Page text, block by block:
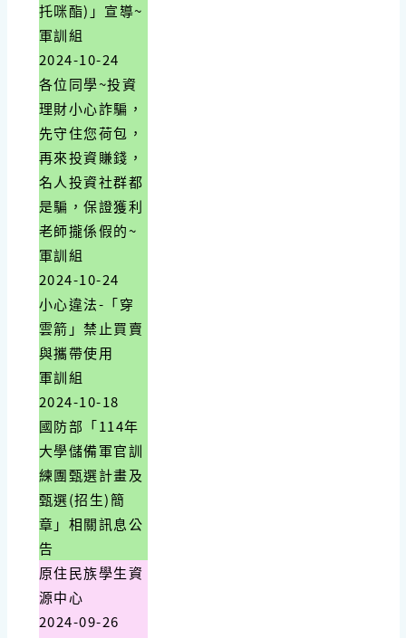
托咪酯)」宣導~
軍訓組
2024-10-24
各位同學~投資
理財小心詐騙，
先守住您荷包，
再來投資賺錢，
名人投資社群都
是騙，保證獲利
老師攏係假的~
軍訓組
2024-10-24
小心違法-「穿
雲箭」禁止買賣
與攜帶使用
軍訓組
2024-10-18
國防部「114年
大學儲備軍官訓
練團甄選計畫及
甄選(招生)簡
章」相關訊息公
告
原住民族學生資
源中心
2024-09-26